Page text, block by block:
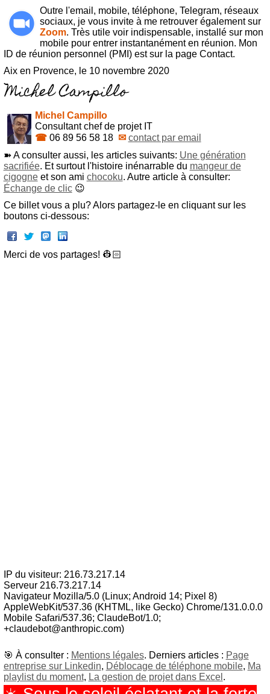
Outre l'email, mobile, téléphone, Telegram, réseaux
sociaux, je vous invite à me retrouver également sur
Zoom. Très utile voir indispensable, installé sur mon
mobile pour entrer instantanément en réunion. Mon
ID de réunion personnel (PMI) est sur la page Contact.
Aix en Provence, le 10 novembre 2020
Michel Campillo
Consultant chef de projet IT
☎ 06 89 56 58 18 ✉ contact par email
➽ A consulter aussi, les articles suivants: Une génération
sacrifiée. Et surtout l'histoire inénarrable du mangeur de
cigogneet son ami chocoku. Autre article à consulter:
Échange de clic😉
Ce billet vous a plu? Alors partagez-le en cliquant sur les
boutons ci-dessous:
Merci de vos partages! 👷🏻‍
IP du visiteur: 216.73.217.14
Serveur 216.73.217.14
Navigateur Mozilla/5.0 (Linux; Android 14; Pixel 8)
AppleWebKit/537.36 (KHTML, like Gecko) Chrome/131.0.0.0
Mobile Safari/537.36; ClaudeBot/1.0;
+claudebot@anthropic.com)
🎯 À consulter : Mentions légales. Derniers articles : Page
entreprise sur Linkedin, Déblocage de téléphone mobile, Ma
playlist du moment, La gestion de projet dans Excel .